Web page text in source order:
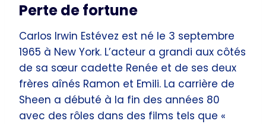
Perte de fortune
Carlos Irwin Estévez est né le 3 septembre
1965 à New York. L’acteur a grandi aux côtés
de sa sœur cadette Renée et de ses deux
frères aînés Ramon et Emili. La carrière de
Sheen a débuté à la fin des années 80
avec des rôles dans des films tels que «